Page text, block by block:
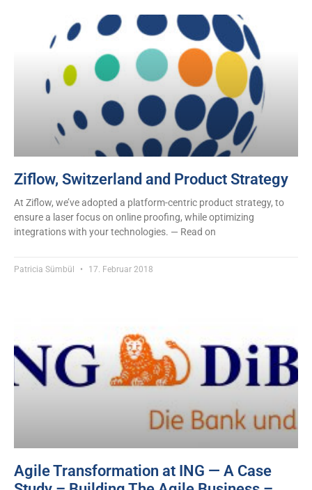
Ziflow, Switzerland and Product Strategy
At Ziflow, we’ve adopted a platform-centric product strategy, to
ensure a laser focus on online proofing, while optimizing
integrations with your technologies. — Read on
Patricia Sümbül 17. Februar 2018
Agile Transformation at ING — A Case